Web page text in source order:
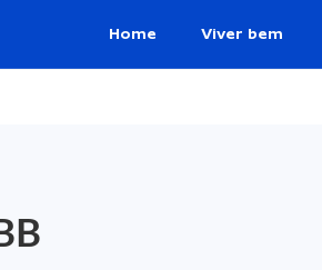
Home Viver bem